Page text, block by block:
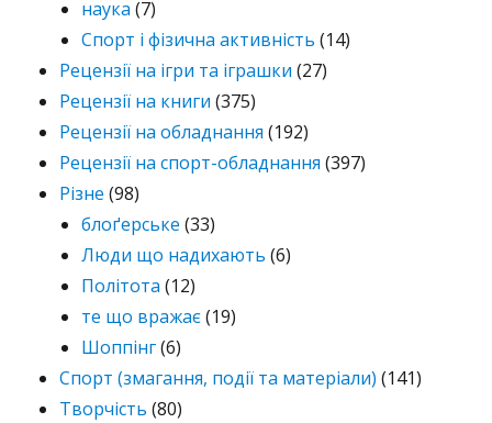
наука (7)
Спорт і фізична активність (14)
Рецензії на ігри та іграшки (27)
Рецензії на книги (375)
Рецензії на обладнання (192)
Рецензії на спорт-обладнання (397)
Різне (98)
блоґерське (33)
Люди що надихають (6)
Політота (12)
те що вражає(19)
Шоппінг(6)
Спорт (змагання, події та матеріали) (141)
Творчість (80)